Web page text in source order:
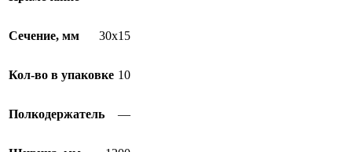
Сечение, мм 30х15
Кол-во в упаковке 10
Полкодержатель —